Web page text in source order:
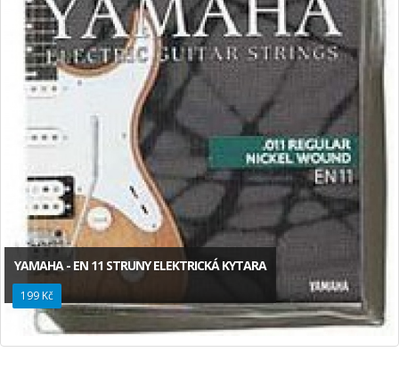
YAMAHA - EN 11 STRUNY ELEKTRICKÁ KYTARA
199 Kč